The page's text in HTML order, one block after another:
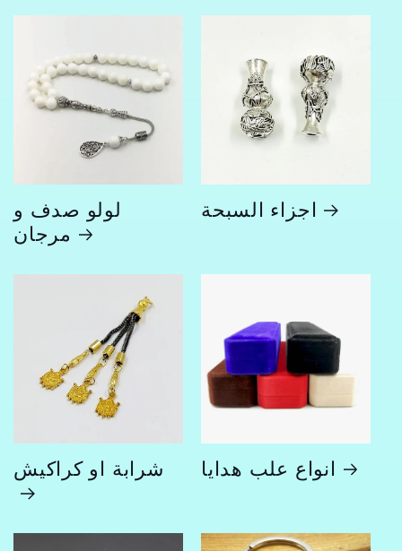
لولو صدف و
مرجان اجزاء السبحة
شرابة او كراكيش انواع علب هدايا